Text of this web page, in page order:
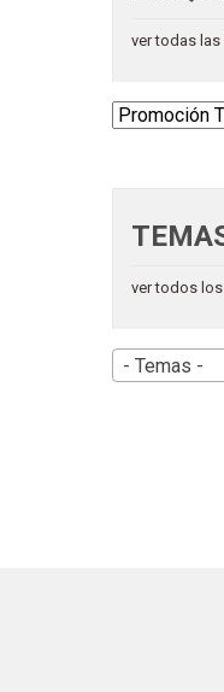
ver todas las
ver todos
- Temas -